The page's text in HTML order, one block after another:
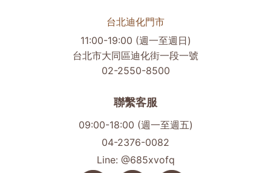
台北迪化門市
11:00-19:00 (週一至週日)
台北市大同區迪化街一段一號
02-2550-8500
聯繫客服
09:00-18:00 (週一至週五)
04-2376-0082
Line: @685xvofq